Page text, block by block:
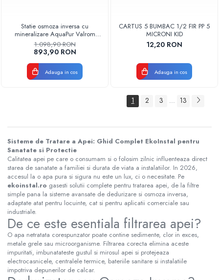
Statie osmoza inversa cu
mineralizare AquaPur Valrom
AQUA05322311020, fara
pompa, 6 trepte, rezervor 12 L
1.098,90 RON
893,90 RON
Adauga in cos
CARTUS 5 BUMBAC 1/2 FIR PP 5
MICRONI KID
12,20 RON
Adauga in cos
1 2 3 ... 13
Sisteme de Tratare a Apei: Ghid Complet EkoInstal pentru
Sanatate si Protectie
Calitatea apei pe care o consumam si o folosim zilnic influenteaza direct
starea de sanatate a familiei si durata de viata a instalatiilor. In 2026,
accesul la o apa pura si sigura nu este un lux, ci o necesitate. Pe
ekoinstal.ro gasesti solutii complete pentru tratarea apei, de la filtre
simple pana la sisteme avansate de dedurizare si osmoza inversa,
adaptate atat pentru locuinte, cat si pentru aplicatii comerciale sau
industriale.
De ce este esentiala filtrarea apei?
O apa netratata corespunzator poate contine sedimente, clor in exces,
metale grele sau microorganisme. Filtrarea corecta elimina aceste
impuritati, imbunatateste gustul si mirosul apei si protejeaza
electrocasnicele, centralele termice, bateriile sanitare si instalatiile
impotriva depunerilor de calcar.